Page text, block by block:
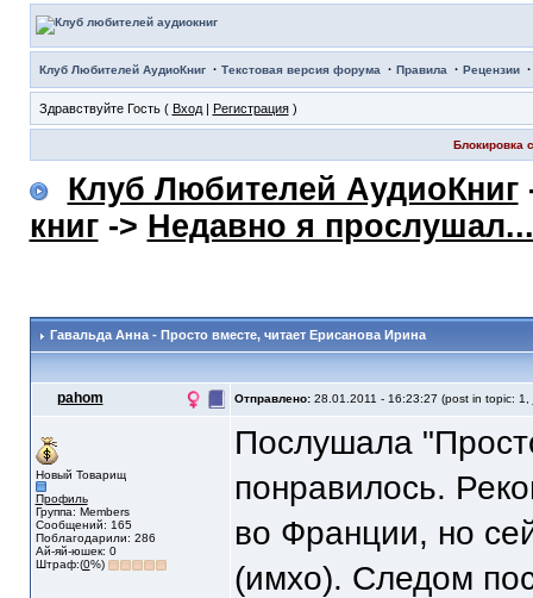
Клуб Любителей АудиоКниг· Текстовая версия форума · Правила · Рецензии
Здравствуйте Гость ( Вход| Регистрация)
Блокировка
Клуб Любителей АудиоКниг
книг-> Недавно я прослушал...
Гавальда Анна - Просто вместе, читает Ерисанова Ирина
pahom Отправлено: 28.01.2011 - 16:23:27 (post in topic: 1,
Новый Товарищ
Профиль
Группа: Members
Сообщений: 165
Поблагодарили: 286
Ай-яй-юшек: 0
Штраф:(0%)
Послушала
понравилось.
во Франции, но
(имхо). Следом